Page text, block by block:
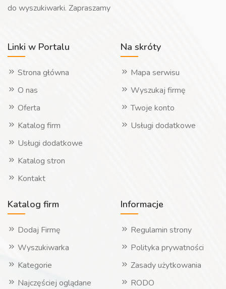
do wyszukiwarki. Zapraszamy
Linki w Portalu
Strona główna
O nas
Oferta
Katalog firm
Usługi dodatkowe
Katalog stron
Kontakt
Na skróty
Mapa serwisu
Wyszukaj firmę
Twoje konto
Usługi dodatkowe
Katalog firm
Dodaj Firmę
Wyszukiwarka
Kategorie
Najczęściej oglądane
Informacje
Regulamin strony
Polityka prywatności
Zasady użytkowania
RODO